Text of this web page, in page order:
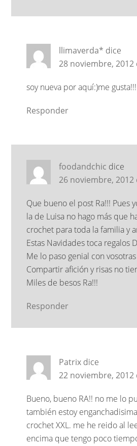
llimaverda* dice
28 noviembre, 2012
soy nueva por aquí:)me gusta!!!
Responder
foodandchic dice
26 noviembre, 2012
Que bueno el post Ra!!! Pues
la de Luisa no hago más que
crochet para toda la familia y
Estas Navidades toca regalos
Me lo paso genial con
Compartir afición y risas no
Miles de besos Ra!!!
Responder
Patrix dice
22 noviembre, 2012
Bueno, bueno RA!! no me lo
también estoy
crochet XXL. me he reido al
encima que tengo poco